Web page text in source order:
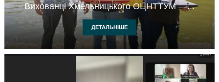
Вихованці Хмельницького ОЦНТТУМ —...
ДЕТАЛЬНІШЕ